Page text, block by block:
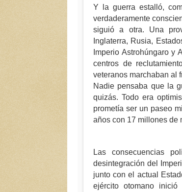
Y la guerra estalló,
verdaderamente
siguió a otra. Una
Inglaterra, Rusia,
Imperio Astrohúngaro y
centros de
veteranos marchaban al
Nadie pensaba que la
quizás. Todo era
prometía ser un paseo
años con 17 millones de
Las consecuencias
desintegración del
junto con el actual
ejército otomano